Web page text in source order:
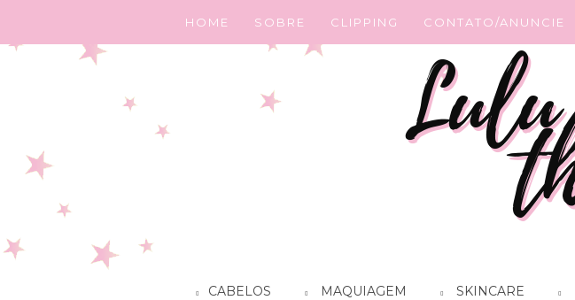
HOME SOBRE CLIPPING CONTATO/ANUNCIE
CABELOS MAQUIAGEM SKINCARE